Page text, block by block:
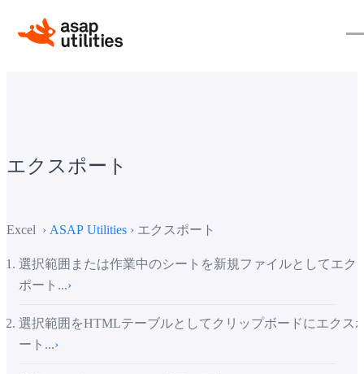
エクスポート
Excel › ASAP Utilities › エクスポート
選択範囲または作業中のシートを新規ファイルとしてエク
ポート...›
選択範囲をHTMLテーブルとしてクリップボードにエクス
ート...›